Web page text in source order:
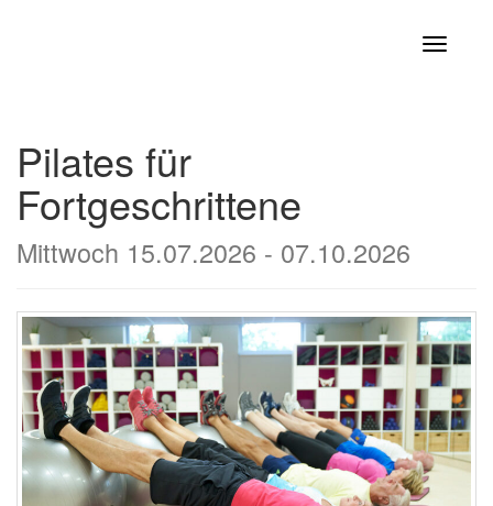
Pilates für
Fortgeschrittene
Mittwoch 15.07.2026 - 07.10.2026